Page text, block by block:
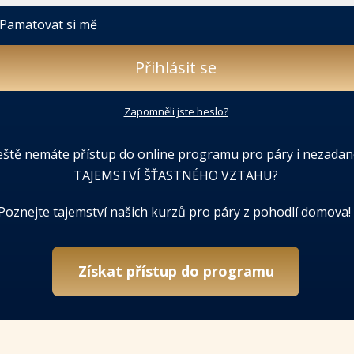
si mě
Přihlásit se
Zapomněli jste heslo?
nemáte přístup do online programu pro páry i
TAJEMSTVÍ ŠŤASTNÉHO VZTAHU?
tajemství našich kurzů pro páry z pohodlí domova!
Získat přístup do programu